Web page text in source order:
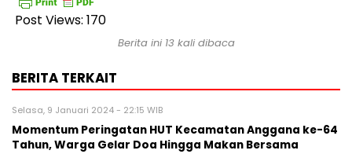
Post Views: 170
Berita ini 13 kali dibaca
BERITA TERKAIT
Selasa, 9 Januari 2024 - 22:15 WIB
Momentum Peringatan HUT Kecamatan Anggana ke-64
Tahun, Warga Gelar Doa Hingga Makan Bersama